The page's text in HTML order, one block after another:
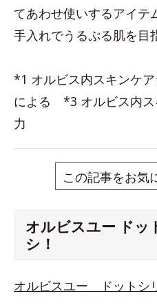
てあわせ使いするアイテ
手入れでうるぷる肌を目
*1 オルビス内スキンケ
による *3 オルビス内ス
力
この記事をお気
オルビスユー ドッ
シ！
オルビスユー ドットシ